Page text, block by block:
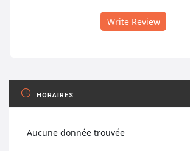
Write Review
HORAIRES
Aucune donnée trouvée